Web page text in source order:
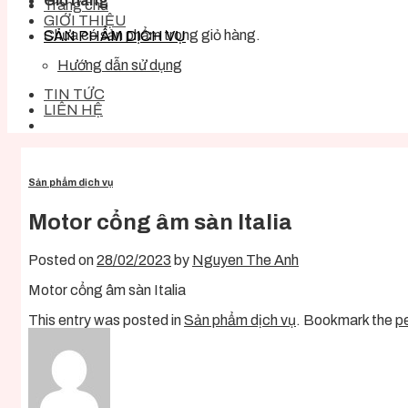
Chưa có sản phẩm trong giỏ hàng.
Trang chủ
GIỚI THIỆU
SẢN PHẨM DỊCH VỤ
Hướng dẫn sử dụng
TIN TỨC
LIÊN HỆ
Sản phẩm dịch vụ
Motor cổng âm sàn Italia
Posted on28/02/2023 by Nguyen The Anh
Motor cổng âm sàn Italia
This entry was posted inSản phẩm dịch vụ. Bookmark the